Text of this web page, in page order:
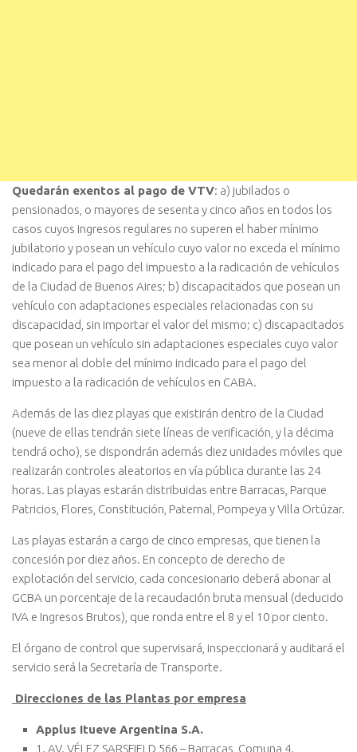
Quedarán exentos al pago de VTV: a) jubilados o
pensionados, o mayores de sesenta y cinco años en todos los
casos cuyos ingresos regulares no superen el haber mínimo
jubilatorio y posean un vehículo cuyo valor no exceda el mínimo
indicado para el pago del impuesto a la radicación de vehículos
de la Ciudad de Buenos Aires; b) discapacitados que posean un
vehículo con adaptaciones especiales relacionadas con su
discapacidad, sin importar el valor del mismo; c) discapacitados
que posean un vehículo sin adaptaciones especiales cuyo valor
sea menor al doble del mínimo indicado para el pago del
impuesto a la radicación de vehículos en CABA.
Además de las diez playas que existirán dentro de la Ciudad
(nueve de ellas tendrán siete líneas de verificación, y la décima
tendrá ocho), se dispondrán además diez unidades móviles que
realizarán controles aleatorios en vía pública durante las 24
horas. Las playas estarán distribuidas entre Barracas, Parque
Patricios, Flores, Constitución, Paternal, Pompeya y Villa Ortúzar.
Las playas estarán a cargo de cinco empresas, que tienen la
concesión por diez años. En concepto de derecho de
explotación del servicio, cada concesionario deberá abonar al
GCBA un porcentaje de la recaudación bruta mensual (deducido
IVA e Ingresos Brutos), que ronda entre el 8 y el 10 por ciento.
El órgano de control que supervisará, inspeccionará y auditará el
servicio será la Secretaría de Transporte.
Direcciones de las Plantas por empresa
Applus Itueve Argentina S.A.
1. AV. VÉLEZ SARSFIELD 566 – Barracas, Comuna 4.